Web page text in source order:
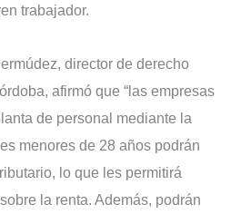
trabajador.
director de derecho
afirmó que “las empresas
de personal mediante la
menores de 28 años podrán
lo que les permitirá
la renta. Además, podrán